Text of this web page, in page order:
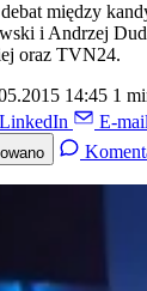
między
i Andrzej
oraz TVN24.
14:45 1
LinkedIn E-